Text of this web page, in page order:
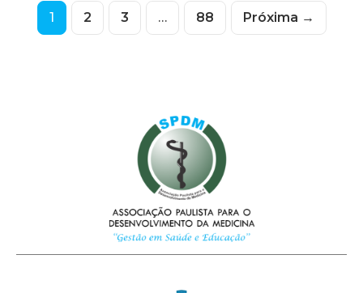
1 2 3 … 88 Próxima →